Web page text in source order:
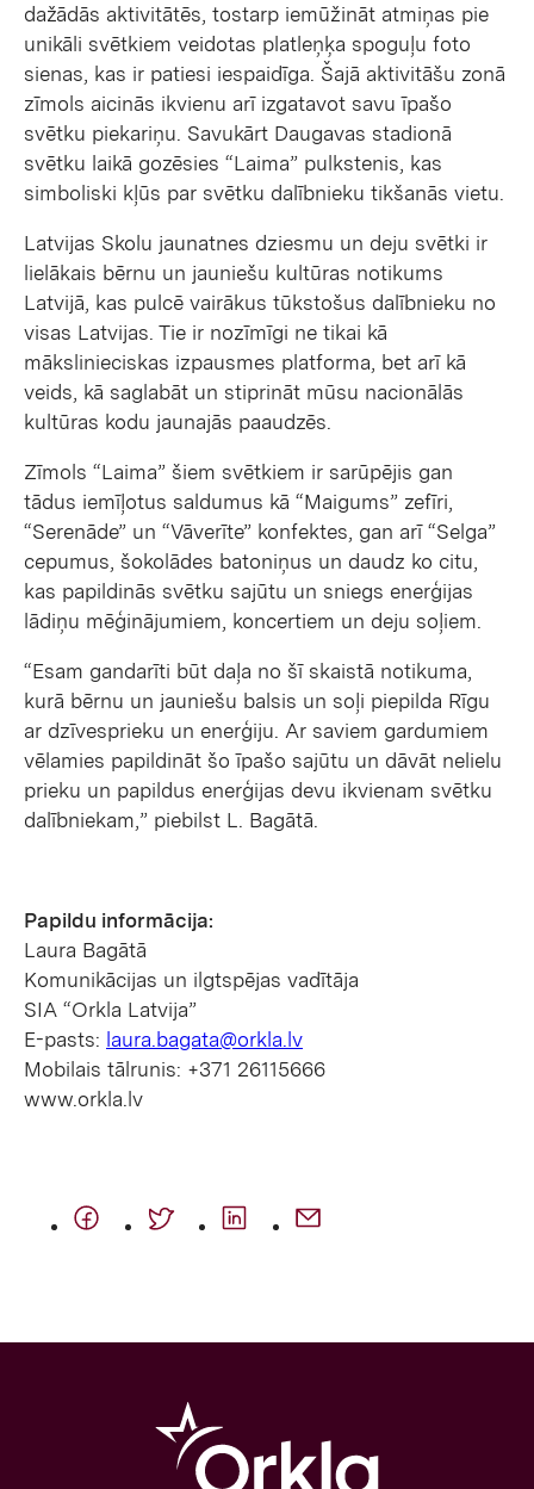
dažādās aktivitātēs, tostarp iemūžināt atmiņas pie
unikāli svētkiem veidotas platleņķa spoguļu foto
sienas, kas ir patiesi iespaidīga. Šajā aktivitāšu zonā
zīmols aicinās ikvienu arī izgatavot savu īpašo
svētku piekariņu. Savukārt Daugavas stadionā
svētku laikā gozēsies “Laima” pulkstenis, kas
simboliski kļūs par svētku dalībnieku tikšanās vietu.
Latvijas Skolu jaunatnes dziesmu un deju svētki ir
lielākais bērnu un jauniešu kultūras notikums
Latvijā, kas pulcē vairākus tūkstošus dalībnieku no
visas Latvijas. Tie ir nozīmīgi ne tikai kā
mākslinieciskas izpausmes platforma, bet arī kā
veids, kā saglabāt un stiprināt mūsu nacionālās
kultūras kodu jaunajās paaudzēs.
Zīmols “Laima” šiem svētkiem ir sarūpējis gan
tādus iemīļotus saldumus kā “Maigums” zefīri,
“Serenāde” un “Vāverīte” konfektes, gan arī “Selga”
cepumus, šokolādes batoniņus un daudz ko citu,
kas papildinās svētku sajūtu un sniegs enerģijas
lādiņu mēģinājumiem, koncertiem un deju soļiem.
“Esam gandarīti būt daļa no šī skaistā notikuma,
kurā bērnu un jauniešu balsis un soļi piepilda Rīgu
ar dzīvesprieku un enerģiju. Ar saviem gardumiem
vēlamies papildināt šo īpašo sajūtu un dāvāt nelielu
prieku un papildus enerģijas devu ikvienam svētku
dalībniekam,” piebilst L. Bagātā.
Papildu informācija:
Laura Bagātā
Komunikācijas un ilgtspējas vadītāja
SIA “Orkla Latvija”
E-pasts: laura.bagata@orkla.lv
Mobilais tālrunis: +371 26115666
www.orkla.lv